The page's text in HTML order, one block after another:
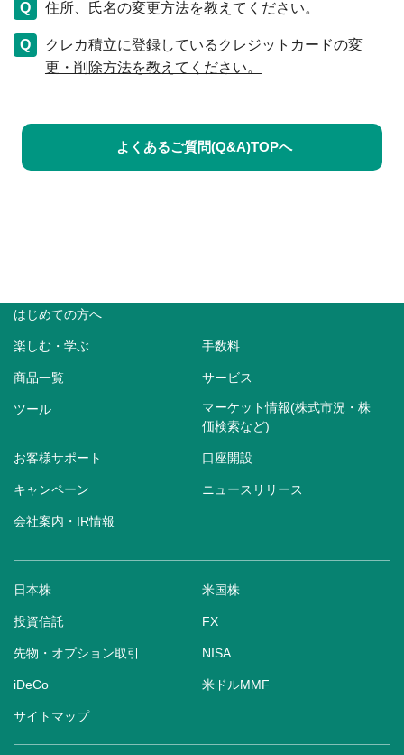
住所、氏名の変更方法を教えてください。
クレカ積立に登録しているクレジットカードの変
更・削除方法を教えてください。
よくあるご質問(Q&A)TOPへ
はじめての方へ
楽しむ・学ぶ 手数料
商品一覧 サービス
ツール
マーケット情報(株式市況・株
価検索など)
お客様サポート 口座開設
キャンペーン ニュースリリース
会社案内・IR情報
日本株 米国株
投資信託 FX
先物・オプション取引 NISA
iDeCo 米ドルMMF
サイトマップ